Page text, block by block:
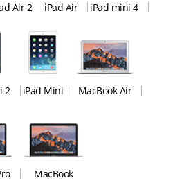
Air 2 iPad Air iPad mini 4
2 iPad Mini MacBook Air
MacBook